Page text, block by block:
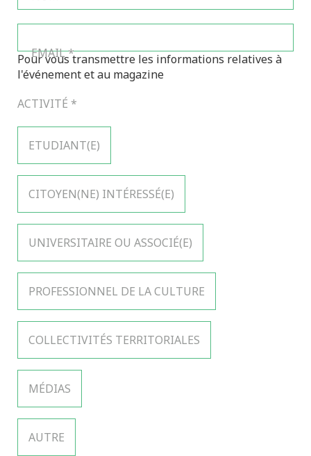
EMAIL*
Pour vous transmettre les informations relatives à
l'événement et au magazine
ACTIVITÉ *
ETUDIANT(E)
CITOYEN(NE) INTÉRESSÉ(E)
UNIVERSITAIRE OU ASSOCIÉ(E)
PROFESSIONNEL DE LA CULTURE
COLLECTIVITÉS TERRITORIALES
MÉDIAS
AUTRE